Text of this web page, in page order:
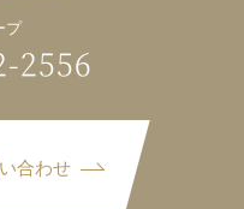
合わせ
プ
2556